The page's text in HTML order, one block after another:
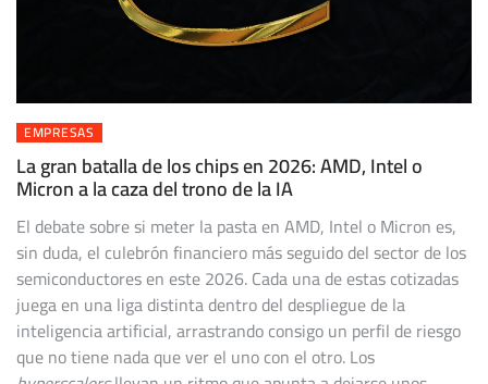
EMPRESAS
La gran batalla de los chips en 2026: AMD, Intel o
Micron a la caza del trono de la IA
El debate sobre si meter la pasta en AMD, Intel o Micron es,
sin duda, el culebrón financiero más seguido del sector de los
semiconductores en este 2026. Cada una de estas cotizadas
juega en una liga distinta dentro del despliegue de la
inteligencia artificial, arrastrando consigo un perfil de riesgo
que no tiene nada que ver el uno con el otro. Los